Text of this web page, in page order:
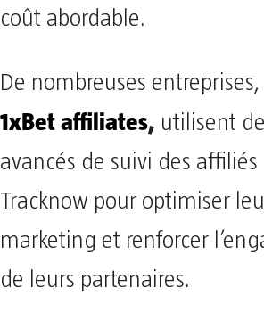
coût abordable.
De nombreuses
1xBet affiliates, utilisent
avancés de suivi des
Tracknow pour optimiser
marketing et renforcer
de leurs partenaires.